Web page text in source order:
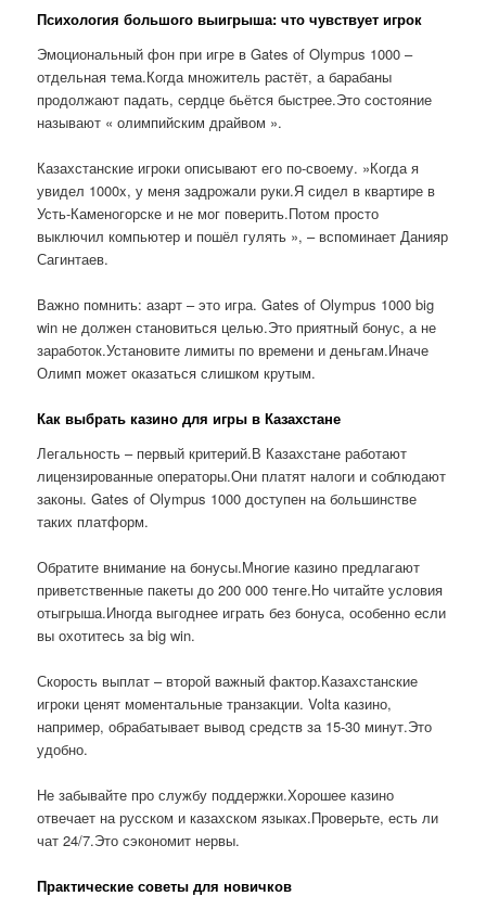
Психология большого выигрыша: что чувствует игрок
Эмоциональный фон при игре в Gates of Olympus 1000 –
отдельная тема.Когда множитель растёт, а барабаны
продолжают падать, сердце бьётся быстрее.Это состояние
называют « олимпийским драйвом ».
Казахстанские игроки описывают его по-своему. »Когда я
увидел 1000x, у меня задрожали руки.Я сидел в квартире в
Усть-Каменогорске и не мог поверить.Потом просто
выключил компьютер и пошёл гулять », – вспоминает Данияр
Сагинтаев.
Важно помнить: азарт – это игра. Gates of Olympus 1000 big
win не должен становиться целью.Это приятный бонус, а не
заработок.Установите лимиты по времени и деньгам.Иначе
Олимп может оказаться слишком крутым.
Как выбрать казино для игры в Казахстане
Легальность – первый критерий.В Казахстане работают
лицензированные операторы.Они платят налоги и соблюдают
законы. Gates of Olympus 1000 доступен на большинстве
таких платформ.
Обратите внимание на бонусы.Многие казино предлагают
приветственные пакеты до 200 000 тенге.Но читайте условия
отыгрыша.Иногда выгоднее играть без бонуса, особенно если
вы охотитесь за big win.
Скорость выплат – второй важный фактор.Казахстанские
игроки ценят моментальные транзакции. Volta казино,
например, обрабатывает вывод средств за 15-30 минут.Это
удобно.
Не забывайте про службу поддержки.Хорошее казино
отвечает на русском и казахском языках.Проверьте, есть ли
чат 24/7.Это сэкономит нервы.
Практические советы для новичков